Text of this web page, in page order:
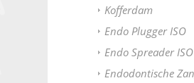
Kofferdam
Endo Plugger ISO
Endo Spreader ISO
Endodontische